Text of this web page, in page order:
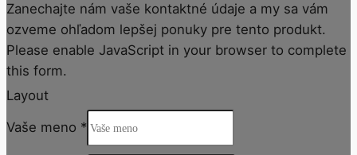
Zanechajte nám vaše kontaktné údaje a my sa vám
ozveme ohľadom lepšej ponuky pre tento produkt.
Please enable JavaScript in your browser to complete
this form.
Layout
Vaše meno *